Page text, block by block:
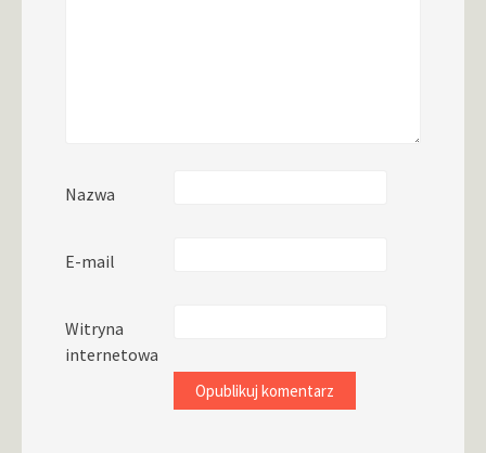
Nazwa
E-mail
Witryna
internetowa